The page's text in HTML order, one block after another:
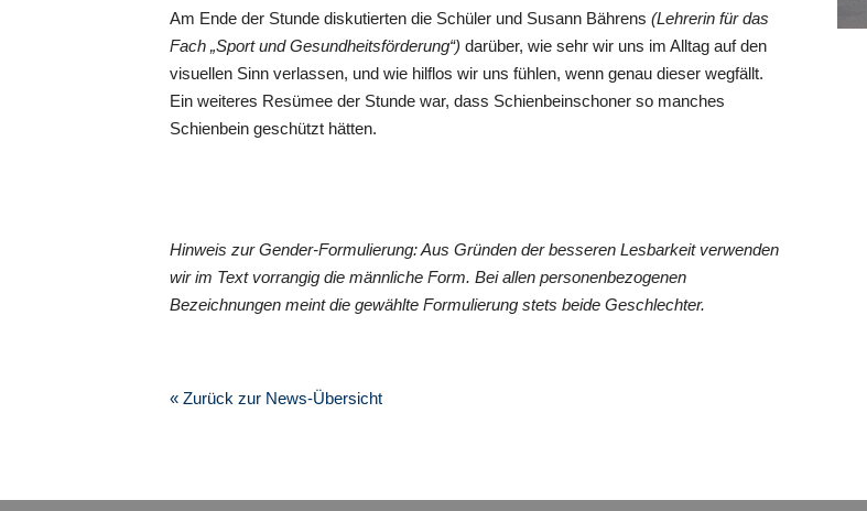
Am Ende der Stunde diskutierten die Schüler und Susann Bährens(Lehrerin für das
Fach „Sport und Gesundheitsförderung“) darüber, wie sehr wir uns im Alltag auf den
visuellen Sinn verlassen, und wie hilflos wir uns fühlen, wenn genau dieser wegfällt.
Ein weiteres Resümee der Stunde war, dass Schienbeinschoner so manches
Schienbein geschützt hätten.
Hinweis zur Gender-Formulierung: Aus Gründen der besseren Lesbarkeit verwenden
wir im Text vorrangig die männliche Form. Bei allen personenbezogenen
Bezeichnungen meint die gewählte Formulierung stets beide Geschlechter.
« Zurück zur News-Übersicht